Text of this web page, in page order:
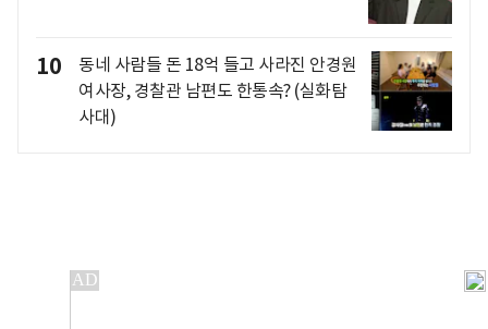
10
동네 사람들 돈 18억 들고 사라진 안경원
여사장, 경찰관 남편도 한통속? (실화탐
사대)